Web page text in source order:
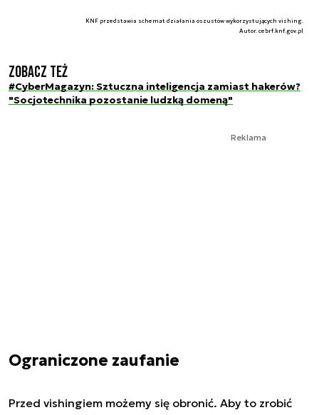
KNF przedstawia schemat działania oszustów wykorzystujących vishing.
Autor. cebrf.knf.gov.pl
Zobacz też
#CyberMagazyn: Sztuczna inteligencja zamiast hakerów?
"Socjotechnika pozostanie ludzką domeną"
Reklama
Ograniczone zaufanie
Przed vishingiem możemy się obronić. Aby to zrobić